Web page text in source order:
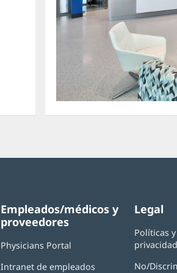
Empleados/médicos y
proveedores
Physicians Portal
en
Intranet de empleados
Legal
Políticas
privacidad
No/